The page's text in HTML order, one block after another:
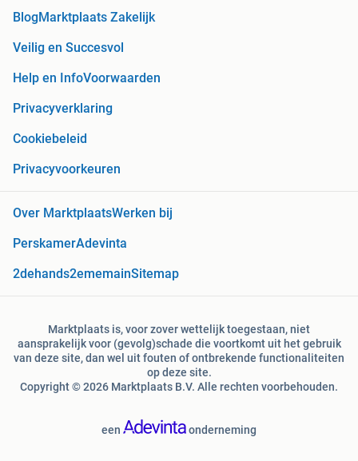
BlogMarktplaats Zakelijk
Veilig en Succesvol
Help en InfoVoorwaarden
Privacyverklaring
Cookiebeleid
Privacyvoorkeuren
Over MarktplaatsWerken bij
PerskamerAdevinta
2dehands2ememainSitemap
Marktplaats is, voor zover wettelijk toegestaan, niet
aansprakelijk voor (gevolg)schade die voortkomt uit het gebruik
van deze site, dan wel uit fouten of ontbrekende functionaliteiten
op deze site.
Copyright © 2026 Marktplaats B.V. Alle rechten voorbehouden.
een onderneming